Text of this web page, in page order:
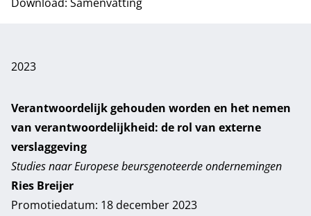
2023
Verantwoordelijk gehouden worden en het nemen
van verantwoordelijkheid: de rol van externe
verslaggeving
Studies naar Europese beursgenoteerde ondernemingen
Ries Breijer
Promotiedatum: 18 december 2023